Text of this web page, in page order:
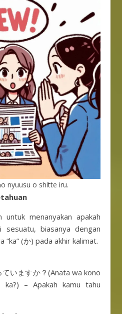
nyuusu o shitte iru.
untuk menanyakan apakah
sesuatu, biasanya dengan
“ka” (か) pada akhir kalimat.
いますか？(Anata wa kono
– Apakah kamu tahu